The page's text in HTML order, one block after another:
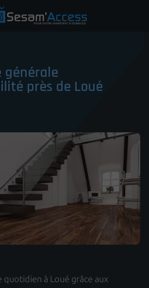
générale
près de Loué
à Loué grâce aux